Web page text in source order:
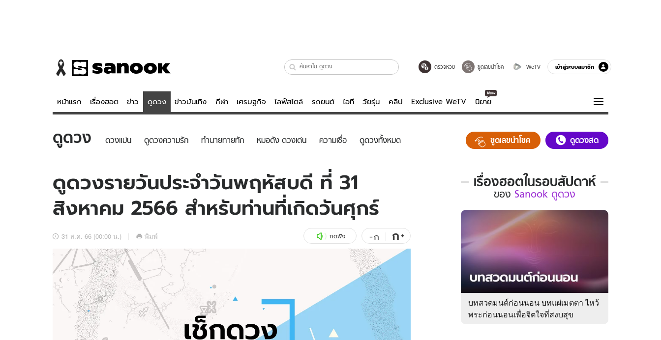
ตรวจหวย ขูดเลขนำโชค WeTV เข้าสู่ระบบสมาชิก
หน้าแรก เรื่องฮอต ข่าว ดูดวง ข่าวบันเทิง กีฬา เศรษฐกิจ ไลฟ์สไตล์ รถยนต์ ไอที วัยรุ่น คลิป Exclusive WeTV นิยาย
ข่าว
ข่าวบันเทิง
ข่าวกีฬา
อัปเดตจีน
เช็กข่าวชัวร์
ดูดวง - ตรวจหวย
สถิติหวยไทย
หวยลาว
ไลฟ์สไตล์
วัยรุ่น
ไอที
รถยนต์
สุขภาพ
Sanook Choice
ดูทีวี
WeTV
ความรู้รอบตัว
ฮาวทู
ดาวน์โหลดสนุกแอปฟรี ติดตามสนุกโซเชียลได้ที่
ดูดวง ดวงแม่น ดูดวงความรัก ทํานายทายทัก หมอดัง ดวงเด่น ความเชื่อ ดูดวงทั้งหมด ขูดเลขนำโชค ดูดวงสด
ดูดวงรายวันประจำวันพฤหัสบดี ที่ 31
สิงหาคม 2566 สำหรับท่านที่เกิดวันศุกร์
31 ส.ค. 66 (00:00 น.) พิมพ์ กดฟัง -ก ก+
เรื่องฮอตในรอบสัปดาห์
เรื่อง
ใน
รอบ
ของ
Sanook
ดูด
ของ Sanook ดูดวง
บทสวดมนต์ก่อนนอน บทแผ่เมตตา ไหว้
พระก่อนนอนเพื่อจิตใจที่สงบสุข